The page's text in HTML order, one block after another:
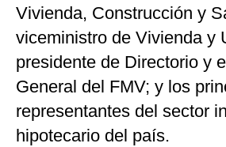
Vivienda, Construcción y
viceministro de Vivienda y
presidente de Directorio y
General del FMV; y los
representantes del sector
hipotecario del país.